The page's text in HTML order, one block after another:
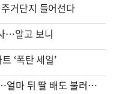
거단지 들어선다
…알고 보니
‘폭탄 세일’
엄마 성폭행한 “사람 좋은 장씨”…얼마 뒤 딸 배도 불러왔다